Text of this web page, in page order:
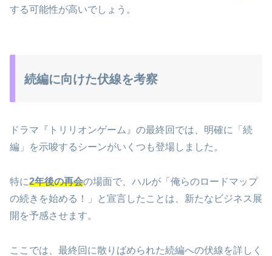
する可能性が高いでしょう。
続編に向けた伏線を考察
ドラマ『トリリオンゲーム』の最終回では、明確に「続
編」を示唆するシーンがいくつも登場しました。
特に2年後の再会の場面で、ハルが「俺らのロードマップ
の続きを始める！」と宣言したことは、新たなビジネス展
開を予感させます。
ここでは、最終回に散りばめられた続編への伏線を詳しく